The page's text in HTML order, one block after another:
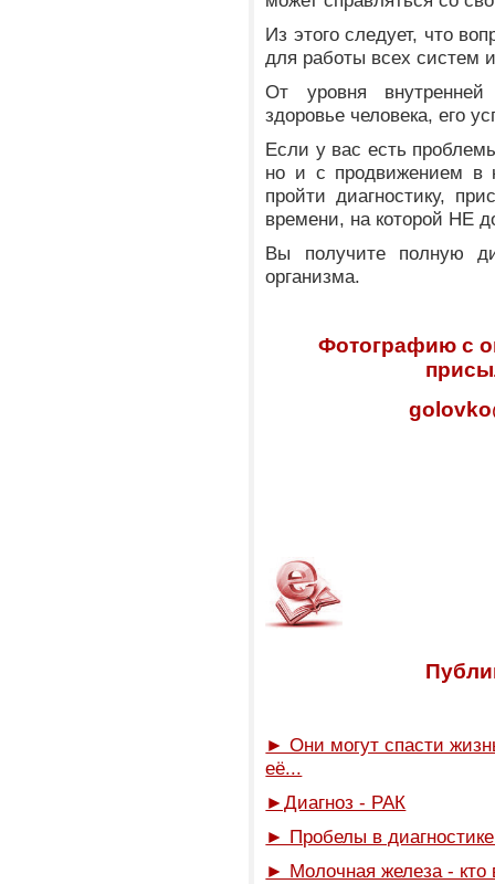
Из этого следует, что
для работы всех систем
От уровня
здоровье человека, его
Если у вас есть
но и с продвижением в
пройти диагностику,
времени, на которой НЕ
Вы получите полную
организма.
Фотографию с
► Они могут спасти
её...
►Диагноз - РАК
► Пробелы в
► Молочная железа - кто